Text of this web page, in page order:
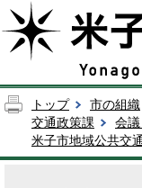
トップ 市の組織
交通政策課
会
米子市地域公共交